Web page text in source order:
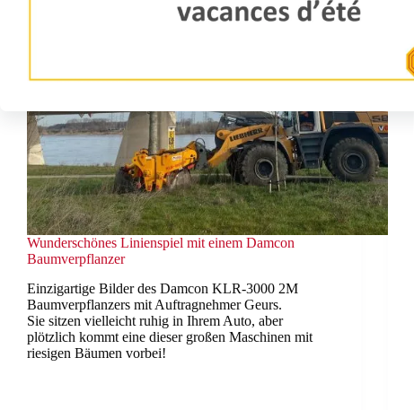
Wunderschönes Linienspiel mit einem Damcon
Baumverpflanzer
Einzigartige Bilder des Damcon KLR-3000 2M
Baumverpflanzers mit Auftragnehmer Geurs.
Sie sitzen vielleicht ruhig in Ihrem Auto, aber
plötzlich kommt eine dieser großen Maschinen mit
riesigen Bäumen vorbei!